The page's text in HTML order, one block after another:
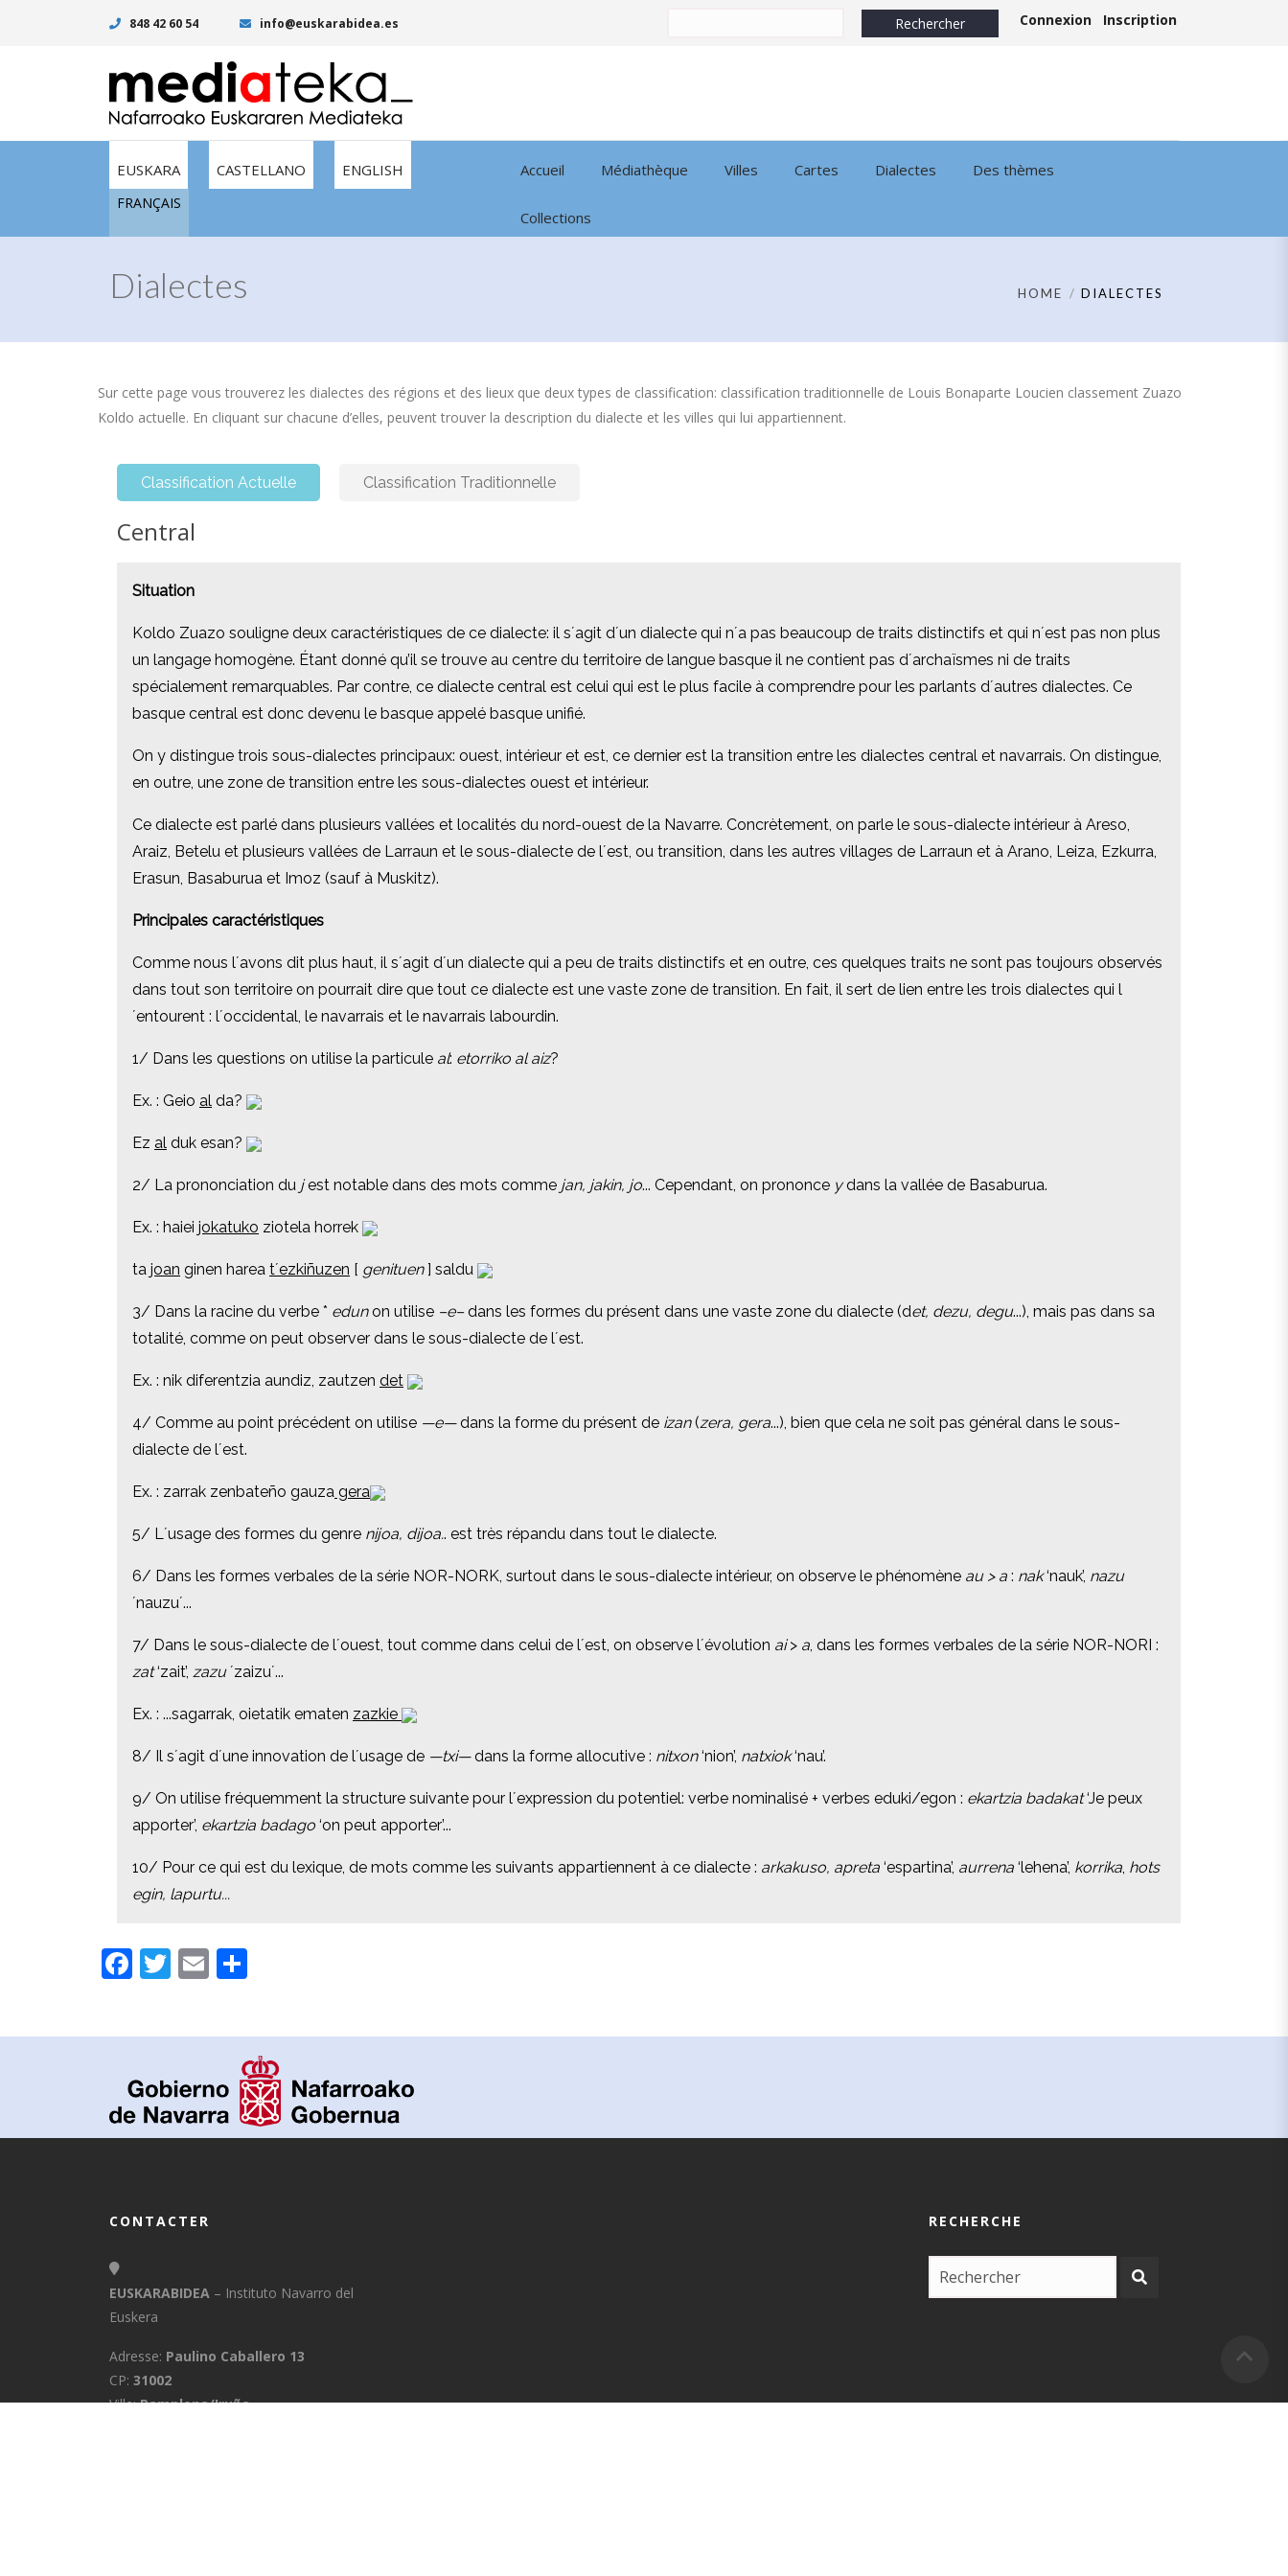
848 42 60 54 info@euskarabidea.es Connexion Inscription
EUSKARA CASTELLANO ENGLISH
FRANÇAIS
Accueil Médiathèque Villes Cartes Dialectes Des thèmes
Collections
Dialectes HOME DIALECTES
Sur cette page vous trouverez les dialectes des régions et des lieux que deux types de classification: classification traditionnelle de Louis Bonaparte Loucien classement Zuazo
Koldo actuelle. En cliquant sur chacune d’elles, peuvent trouver la description du dialecte et les villes qui lui appartiennent.
Classification Actuelle Classification Traditionnelle
Central
Situation
Koldo Zuazo souligne deux caractéristiques de ce dialecte: il s´agit d´un dialecte qui n´a pas beaucoup de traits distinctifs et qui n´est pas non plus
un langage homogène. Étant donné qu’il se trouve au centre du territoire de langue basque il ne contient pas d´archaïsmes ni de traits
spécialement remarquables. Par contre, ce dialecte central est celui qui est le plus facile à comprendre pour les parlants d´autres dialectes. Ce
basque central est donc devenu le basque appelé basque unifié.
On y distingue trois sous-dialectes principaux: ouest, intérieur et est, ce dernier est la transition entre les dialectes central et navarrais. On distingue,
en outre, une zone de transition entre les sous-dialectes ouest et intérieur.
Ce dialecte est parlé dans plusieurs vallées et localités du nord-ouest de la Navarre. Concrètement, on parle le sous-dialecte intérieur à Areso,
Araiz, Betelu et plusieurs vallées de Larraun et le sous-dialecte de l´est, ou transition, dans les autres villages de Larraun et à Arano, Leiza, Ezkurra,
Erasun, Basaburua et Imoz (sauf à Muskitz).
Principales caractéristiques
Comme nous l´avons dit plus haut, il s´agit d´un dialecte qui a peu de traits distinctifs et en outre, ces quelques traits ne sont pas toujours observés
dans tout son territoire on pourrait dire que tout ce dialecte est une vaste zone de transition. En fait, il sert de lien entre les trois dialectes qui l
´entourent : l´occidental, le navarrais et le navarrais labourdin.
1/ Dans les questions on utilise la particule al: etorriko al aiz?
Ex. : Geio al da?
Ez al duk esan?
2/ La prononciation du jest notable dans des mots comme jan, jakin, jo... Cependant, on prononce ydans la vallée de Basaburua.
Ex. : haiei jokatuko ziotela horrek
ta joan ginen harea t´ezkiñuzen [ genituen] saldu
3/ Dans la racine du verbe * edunon utilise –e–dans les formes du présent dans une vaste zone du dialecte (det, dezu, degu...), mais pas dans sa
totalité, comme on peut observer dans le sous-dialecte de l´est.
Ex. : nik diferentzia aundiz, zautzen det
4/ Comme au point précédent on utilise —e—dans la forme du présent de izan(zera, gera...), bien que cela ne soit pas général dans le sous-
dialecte de l´est.
Ex. : zarrak zenbateño gauza gera
5/ L´usage des formes du genre nijoa, dijoa.. est très répandu dans tout le dialecte.
6/ Dans les formes verbales de la série NOR-NORK, surtout dans le sous-dialecte intérieur, on observe le phénomène au > a : nak‘nauk’, nazu
´nauzu´...
7/ Dans le sous-dialecte de l´ouest, tout comme dans celui de l´est, on observe l´évolution ai> a, dans les formes verbales de la série NOR-NORI :
zat‘zait’, zazu´zaizu´...
Ex. : ...sagarrak, oietatik ematen zazkie
8/ Il s´agit d´une innovation de l´usage de —txi—dans la forme allocutive : nitxon‘nion’, natxiok‘nau’.
9/ On utilise fréquemment la structure suivante pour l´expression du potentiel: verbe nominalisé + verbes eduki/egon : ekartzia badakat‘Je peux
apporter’, ekartzia badago ‘on peut apporter’...
10/ Pour ce qui est du lexique, de mots comme les suivants appartiennent à ce dialecte : arkakuso, apreta ‘espartina’, aurrena ‘lehena’, korrika, hots
egin, lapurtu...
Central
Situation
Koldo Zuazo souligne deux caractéristiques de ce dialecte: il s´agit d´un dialecte qui n´a pas beaucoup de traits distinctifs et qui n´est pas non plus
un langage homogène. Étant donné qu’il se trouve au centre du territoire de langue basque il ne contient pas d´archaïsmes ni de traits
spécialement remarquables. Par contre, ce dialecte central est celui qui est le plus facile à comprendre pour les parlants d´autres dialectes. Ce
basque central est donc devenu le basque appelé basque unifié.
On y distingue trois sous-dialectes principaux: ouest, intérieur et est, ce dernier est la transition entre les dialectes central et navarrais. On distingue,
en outre, une zone de transition entre les sous-dialectes ouest et intérieur.
Ce dialecte est parlé dans plusieurs vallées et localités du nord-ouest de la Navarre. Concrètement, on parle le sous-dialecte intérieur à Areso,
Araiz, Betelu et plusieurs vallées de Larraun et le sous-dialecte de l´est, ou transition, dans les autres villages de Larraun et à Arano, Leiza, Ezkurra,
Erasun, Basaburua et Imoz (sauf à Muskitz).
Principales caractéristiques
Comme nous l´avons dit plus haut, il s´agit d´un dialecte qui a peu de traits distinctifs et en outre, ces quelques traits ne sont pas toujours observés
dans tout son territoire on pourrait dire que tout ce dialecte est une vaste zone de transition. En fait, il sert de lien entre les trois dialectes qui l
´entourent : l´occidental, le navarrais et le navarrais labourdin.
1/ Dans les questions on utilise la particule al: etorriko al aiz?
Ex. : Geio al da?
Ez al duk esan?
2/ La prononciation du jest notable dans des mots comme jan, jakin, jo... Cependant, on prononce ydans la vallée de Basaburua.
Ex. : haiei jokatuko ziotela horrek
ta joan ginen harea t´ezkiñuzen [ genituen] saldu
3/ Dans la racine du verbe * edunon utilise –e–dans les formes du présent dans une vaste zone du dialecte (det, dezu, degu...), mais pas dans sa
totalité, comme on peut observer dans le sous-dialecte de l´est.
Ex. : nik diferentzia aundiz, zautzen det
4/ Comme au point précédent on utilise —e—dans la forme du présent de izan(zera, gera...), bien que cela ne soit pas général dans le sous-
dialecte de l´est.
Ex. : zarrak zenbateño gauza gera
5/ L´usage des formes du genre nijoa, dijoa.. est très répandu dans tout le dialecte.
6/ Dans les formes verbales de la série NOR-NORK, surtout dans le sous-dialecte intérieur, on observe le phénomène au > a : nak‘nauk’, nazu
´nauzu´...
7/ Dans le sous-dialecte de l´ouest, tout comme dans celui de l´est, on observe l´évolution ai> a, dans les formes verbales de la série NOR-NORI :
zat‘zait’, zazu´zaizu´...
Ex. : ...sagarrak, oietatik ematen zazkie
8/ Il s´agit d´une innovation de l´usage de —txi—dans la forme allocutive : nitxon‘nion’, natxiok‘nau’.
9/ On utilise fréquemment la structure suivante pour l´expression du potentiel: verbe nominalisé + verbes eduki/egon : ekartzia badakat‘Je peux
apporter’, ekartzia badago ‘on peut apporter’...
10/ Pour ce qui est du lexique, de mots comme les suivants appartiennent à ce dialecte : arkakuso, apreta ‘espartina’, aurrena ‘lehena’, korrika, hots
egin, lapurtu...
Facebook
Twitter
Email
CONTACTER
EUSKARABIDEA – Instituto Navarro del
Euskera
Adresse: Paulino Caballero 13
CP: 31002
Ville:Pamplona/Iruña
RECHERCHE